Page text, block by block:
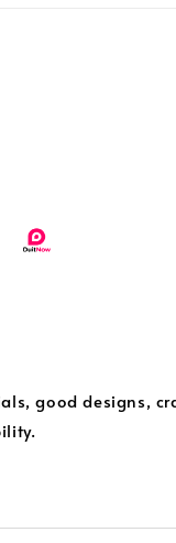
good designs,